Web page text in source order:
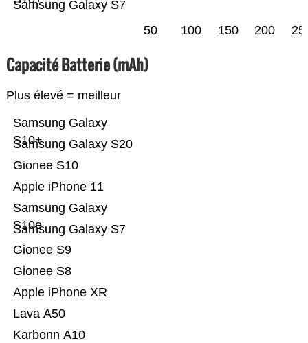
Samsung Galaxy S7
50 100 150 200
Capacité Batterie (mAh)
Plus élevé = meilleur
Karbonn A10
Lava A50
Apple iPhone XR
Gionee S8
Gionee S9
Samsung Galaxy S7
Samsung Galaxy
S10e
Apple iPhone 11
Gionee S10
Samsung Galaxy S20
Samsung Galaxy
S10+